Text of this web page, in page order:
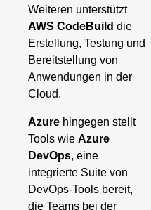
Weiteren unterstützt
AWS CodeBuild die
Erstellung, Testung und
Bereitstellung von
Anwendungen in der
Cloud.
Azure hingegen stellt
Tools wie Azure
DevOps, eine
integrierte Suite von
DevOps-Tools bereit,
die Teams bei der